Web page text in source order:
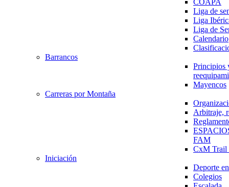
COAPA
Liga de
Liga
Liga de
Calendario
Barrancos
Principios
Mayencos
Carreras por Montaña
Arbitraje,
FAM
CxM
Iniciación
Deporte
Colegios